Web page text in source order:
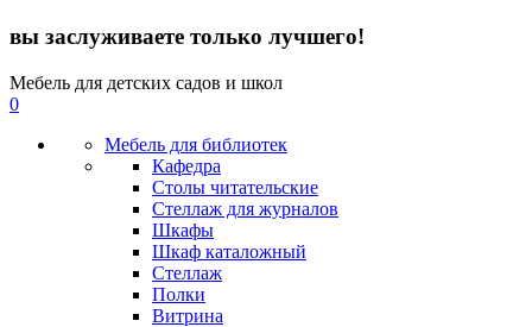
вы заслуживаете только лучшего!
Мебель для детских садов и школ
0
Мебель для библиотек
Кафедра
Столы читательские
Стеллаж для журналов
Шкафы
Шкаф каталожный
Стеллаж
Полки
Витрина